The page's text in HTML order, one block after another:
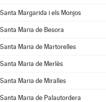
Santa Margarida i els Monjos
Santa Maria de Besora
Santa Maria de Martorelles
Santa Maria de Merlès
Santa Maria de Miralles
Santa Maria de Palautordera